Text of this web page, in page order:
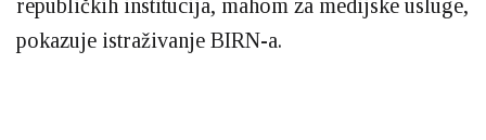
republičkih institucija, mahom za medijske usluge,
pokazuje istraživanje BIRN-a.